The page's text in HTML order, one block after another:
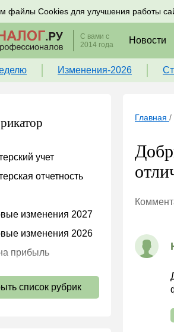
файлы Cookies для улучшения работы
на новости по налогам, учету и
С вами с
2014 года
Новости
Изменения-2026
учет
отчетность
изменения 2027
изменения 2026
прибыль
взносы 2026
список рубрик
Главная /